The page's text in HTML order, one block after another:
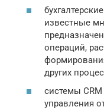
известные
операций,
других
системы
управления